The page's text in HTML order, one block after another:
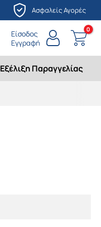
Ασφαλείς Αγορές
Είσοδος
Εγγραφή
Εξέλιξη Παραγγελίας